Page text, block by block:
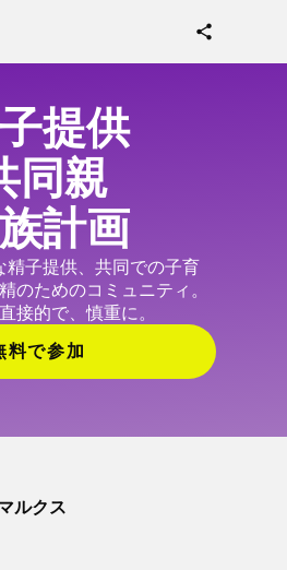
share
提供
同親
計画
精子提供、共同での子育
のためのコミュニティ。
接的で、慎重に。
料で参加
ルクス